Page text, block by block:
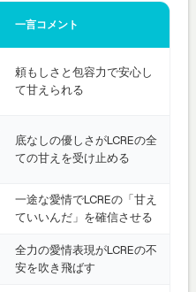
一言コメント
頼もしさと包容力で安心し
て甘えられる
底なしの優しさがLCREの全
ての甘えを受け止める
一途な愛情でLCREの「甘え
ていいんだ」を確信させる
全力の愛情表現がLCREの不
安を吹き飛ばす